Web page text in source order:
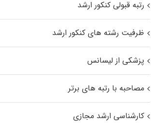
رتبه قبولی کنکور ارشد
ظرفیت رشته های کنکور ارشد
پزشکی از لیسانس
مصاحبه با رتبه های برتر
کارشناسی ارشد مجازی